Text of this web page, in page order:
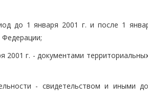
до 1 января 2001 г. и после 1
2001 г. - документами
- свидетельством и иными